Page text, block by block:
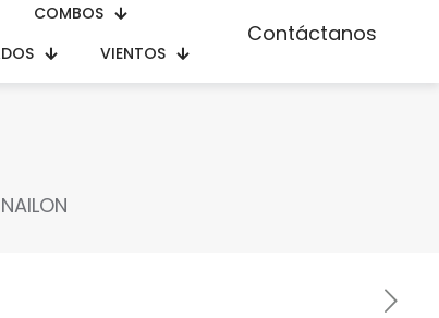
COMBOS
VIENTOS
Contáctanos